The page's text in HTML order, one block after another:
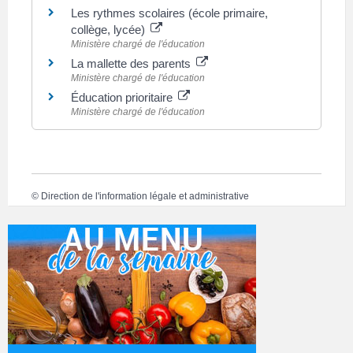
Les rythmes scolaires (école primaire,
collège, lycée)
Ministère chargé de l'éducation
La mallette des parents
Ministère chargé de l'éducation
Éducation prioritaire
Ministère chargé de l'éducation
© Direction de l'information légale et administrative